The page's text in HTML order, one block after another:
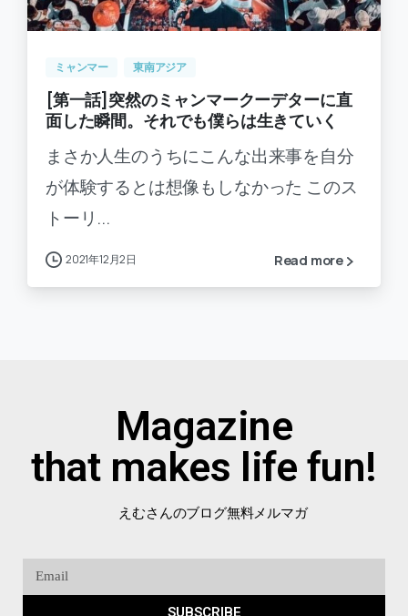
ミャンマー 東南アジア
[第一話]突然のミャンマークーデターに直
面した瞬間。それでも僕らは生きていく
まさか人生のうちにこんな出来事を自分
が体験するとは想像もしなかった このス
トーリ...
2021年12月2日 Read more
Magazine
that makes life fun!
えむさんのブログ無料メルマガ
SUBSCRIBE